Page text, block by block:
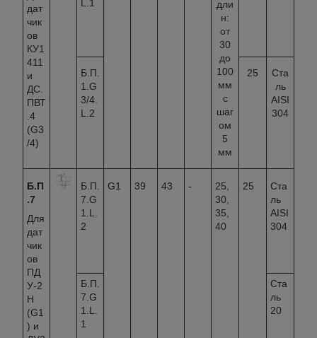
дли
н:
от
30
до
100
мм
с
шаг
ом
5
мм
дат
чик
ов
КУ1
411
и
ДС.
ПВТ
.4
(G3
/4)
L.1
Б.П.
1.G
3/4.
L.2
25
Ста
ль
AISI
304
Б.П
.7
Для
дат
чик
ов
ПД
У-2
Н
(G1
) и
Б.П.
7.G
1.L.
2
G1 39 43 -
25,
30,
35,
40
25
Ста
ль
AISI
304
Б.П.
7.G
1.L.
1
Ста
ль
20